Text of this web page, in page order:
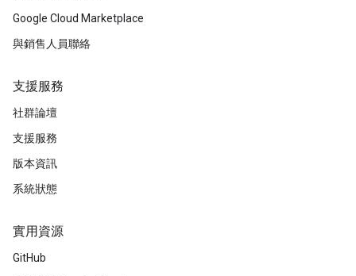
Google Cloud Marketplace
與銷售人員聯絡
支援服務
社群論壇
支援服務
版本資訊
系統狀態
實用資源
GitHub